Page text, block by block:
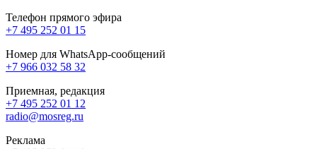
Телефон прямого эфира
+7 495 252 01 15
Номер для WhatsApp-сообщений
+7 966 032 58 32
Приемная, редакция
+7 495 252 01 12
radio@mosreg.ru
Реклама